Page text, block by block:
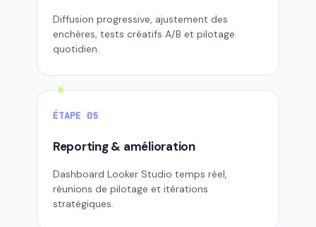
Diffusion progressive, ajustement des
enchères, tests créatifs A/B et pilotage
quotidien.
ÉTAPE 05
Reporting & amélioration
Dashboard Looker Studio temps réel,
réunions de pilotage et itérations
stratégiques.